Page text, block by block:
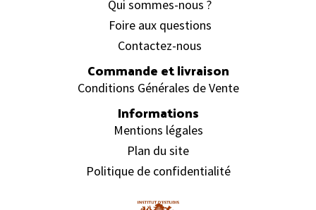
Qui sommes-nous ?
Foire aux questions
Contactez-nous
Commande et livraison
Conditions Générales de Vente
Informations
Mentions légales
Plan du site
Politique de confidentialité